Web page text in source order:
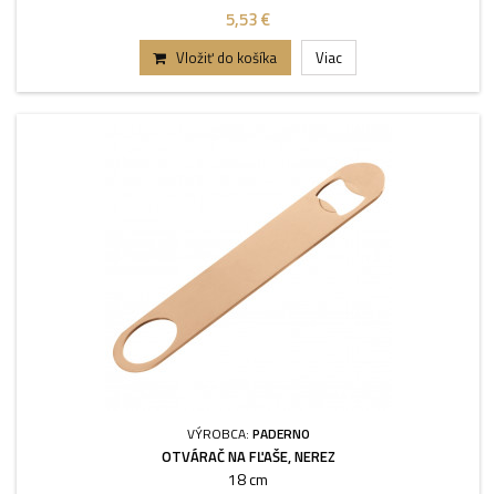
5,53 €
Vložiť do košíka Viac
VÝROBCA: PADERNO
OTVÁRAČ NA FĽAŠE, NEREZ
18 cm